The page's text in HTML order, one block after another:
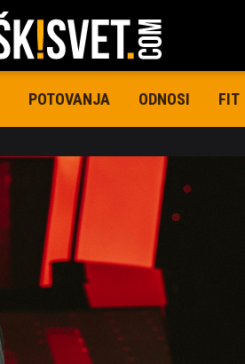
POTOVANJA ODNOSI FIT